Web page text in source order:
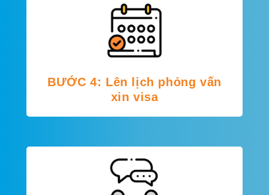
BƯỚC 4: Lên lịch phỏng vấn
xin visa